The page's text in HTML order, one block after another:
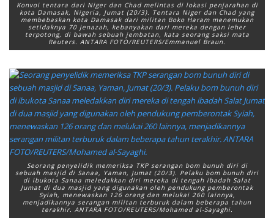
Konvoi tentara dari Niger dan Chad melintas di lokasi penjarahan di
kota Damasak, Nigeria, Jumat (20/3). Tentara Niger dan Chad yang
membebaskan kota Damasak dari militan Boko Haram menemukan
setidaknya 70 jenazah, kebanyakan dari mereka dengan leher
terpotong, di bawah sebuah jembatan, kata seorang saksi mata
Reuters. ANTARA FOTO/REUTERS/Emmanuel Braun.
Seorang penyelidik memeriksa TKP serangan bom bunuh diri di
sebuah masjid di Sanaa, Yaman, Jumat (20/3). Pelaku bom bunuh diri
di ibukota Sanaa meledakkan diri mereka di tengah ibadah Salat
Jumat di dua masjid yang digunakan oleh pendukung pemberontak
Syiah, menewaskan 126 orang dan melukai 260 lainnya,
menjadikannya serangan militan terburuk dalam beberapa tahun
terakhir. ANTARA FOTO/REUTERS/Mohamed al-Sayaghi.